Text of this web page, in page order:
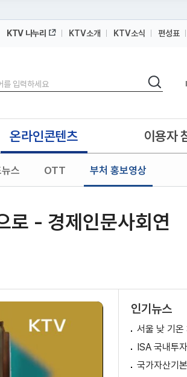
KTV 나누리 KTV소개 KTV소식 편성표
검색
온라인콘텐츠
스 OTT 부처 홍보영상
이용자
로 - 경제인문사회연
인기뉴스